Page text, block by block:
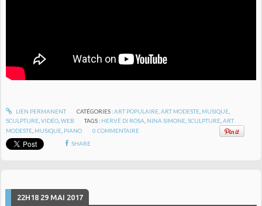
LIEN PERMANENT CATÉGORIES :ART POPULAIRE, ART MODESTE, MUSIQUE,
SCULPTURE ,VIDÉO ,WEB TAGS : HERVÉ DI ROSA NINA SIMONE ,SCULPTURE ,ART
MODESTE MUSIQUE PIANO 0 COMMENTAIRE
SHARE
22H18 29 MAI 2017